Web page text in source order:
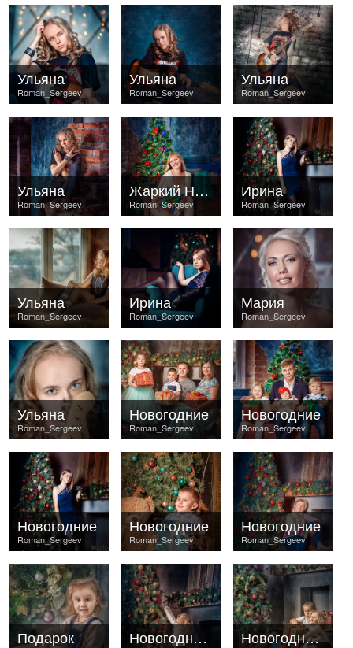
Roman_Sergeev
Ульяна
Roman_Sergeev
Ульяна
Roman_Sergeev
Ульяна
Roman_Sergeev
Ульяна
Roman_Sergeev
Жаркий Новый Год
Roman_Sergeev
Ирина
Roman_Sergeev
Ульяна
Roman_Sergeev
Ирина
Roman_Sergeev
Мария
Roman_Sergeev
Ульяна
Roman_Sergeev
Новогодние
Roman_Sergeev
Новогодние
Roman_Sergeev
Новогодние
Roman_Sergeev
Новогодние
Roman_Sergeev
Новогодние
Подарок Новогодняя сказка Новогодняя сказка